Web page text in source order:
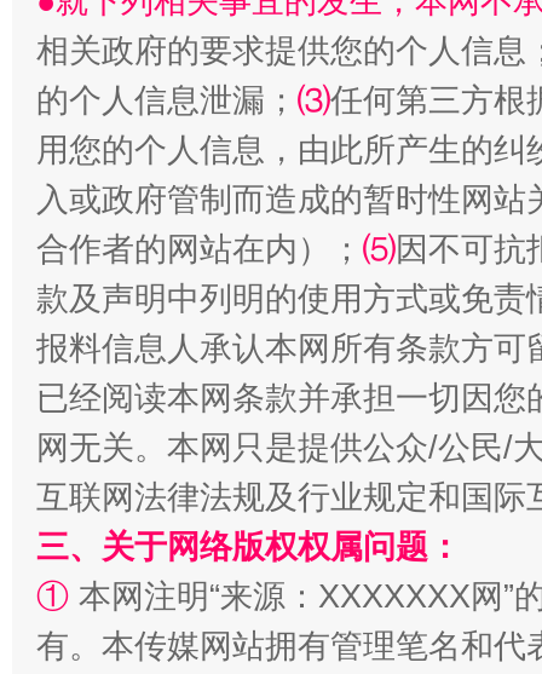
受贿1.44亿！段成刚被判无期 从幼
全民健身五年计划来了！等你上场
相关政府的要求提供您的个人信息
的个人信息泄漏； ⑶任何第三方根
用您的个人信息，由此所产生的纠
入或政府管制而造成的暂时性网
合作者的网站在内）； ⑸因不可抗
款及声明中列明的使用方式或免责
报料信息人承认本网所有条款方
已经阅读本网条款并承担一切因
网无关。本网只是提供公众/公民/
互联网法律法规及行业规定和国
三、关于网络版权权属问题：
① 本网注明“来源：XXXXXXX网”
有。本传媒网站拥有管理笔名和